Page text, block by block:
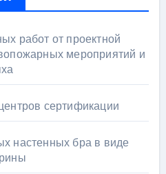
работ от проектной
мероприятий и
сертификации
настенных бра в виде